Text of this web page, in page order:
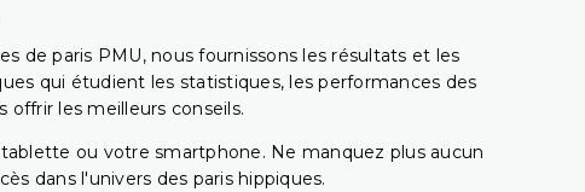
de paris PMU, nous fournissons les résultats et les
qui étudient les statistiques, les performances des
offrir les meilleurs conseils.
ou votre smartphone. Ne manquez plus aucun
dans l'univers des paris hippiques.